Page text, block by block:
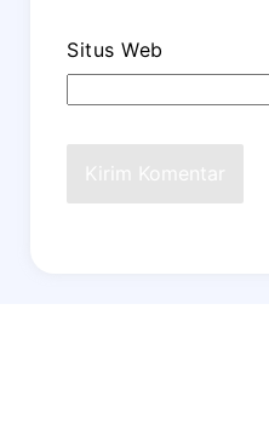
Situs Web